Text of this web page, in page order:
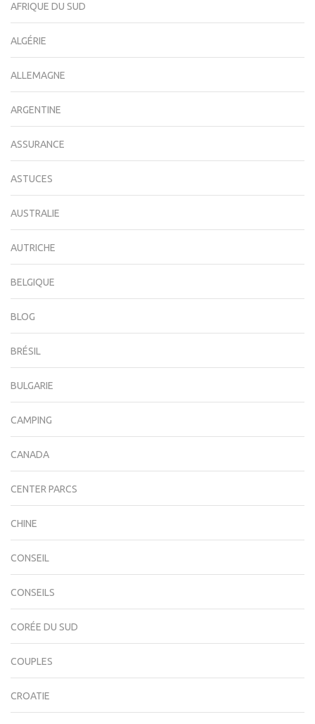
AFRIQUE DU SUD
ALGÉRIE
ALLEMAGNE
ARGENTINE
ASSURANCE
ASTUCES
AUSTRALIE
AUTRICHE
BELGIQUE
BLOG
BRÉSIL
BULGARIE
CAMPING
CANADA
CENTER PARCS
CHINE
CONSEIL
CONSEILS
CORÉE DU SUD
COUPLES
CROATIE